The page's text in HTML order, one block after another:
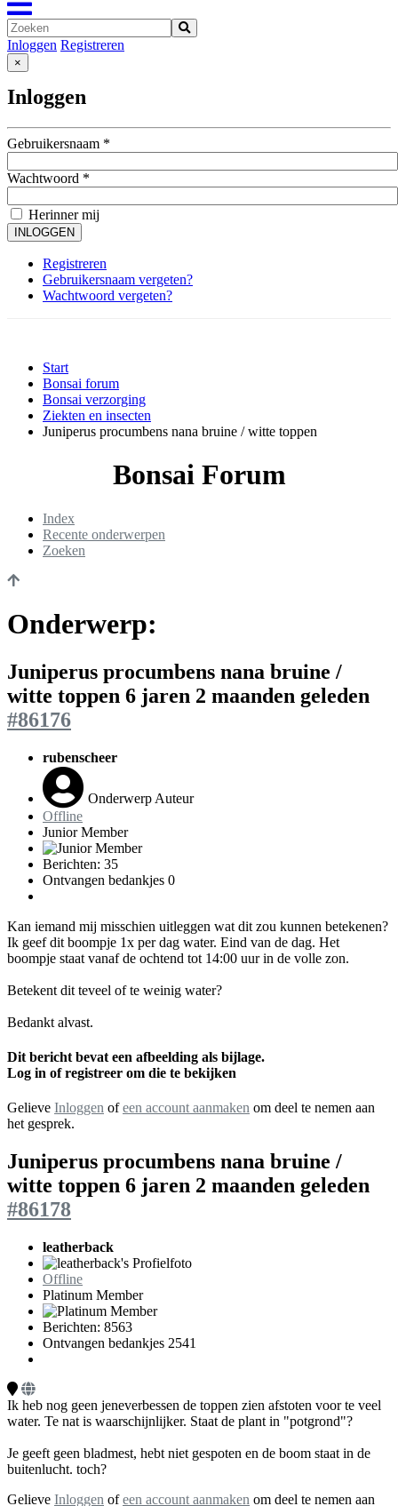
Inloggen Registreren
×
Inloggen
Gebruikersnaam *
Wachtwoord *
Herinner mij
INLOGGEN
Registreren
Gebruikersnaam vergeten?
Wachtwoord vergeten?
Start
Bonsai forum
Bonsai verzorging
Ziekten en insecten
Juniperus procumbens nana bruine / witte toppen
Bonsai Forum
Index
Recente onderwerpen
Zoeken
Onderwerp:
Juniperus procumbens nana bruine /
witte toppen 6 jaren 2 maanden geleden
#86176
rubenscheer
Onderwerp Auteur
Offline
Junior Member
Berichten: 35
Ontvangen bedankjes 0
Kan iemand mij misschien uitleggen wat dit zou kunnen betekenen?
Ik geef dit boompje 1x per dag water. Eind van de dag. Het
boompje staat vanaf de ochtend tot 14:00 uur in de volle zon.
Betekent dit teveel of te weinig water?
Bedankt alvast.
Dit bericht bevat een afbeelding als bijlage.
Log in of registreer om die te bekijken
Gelieve Inloggen ofeen account aanmaken om deel te nemen aan
het gesprek.
Juniperus procumbens nana bruine /
witte toppen 6 jaren 2 maanden geleden
#86178
leatherback
Offline
Platinum Member
Berichten: 8563
Ontvangen bedankjes 2541
Ik heb nog geen jeneverbessen de toppen zien afstoten voor te veel
water. Te nat is waarschijnlijker. Staat de plant in "potgrond"?
Je geeft geen bladmest, hebt niet gespoten en de boom staat in de
buitenlucht. toch?
Gelieve Inloggen ofeen account aanmaken om deel te nemen aan